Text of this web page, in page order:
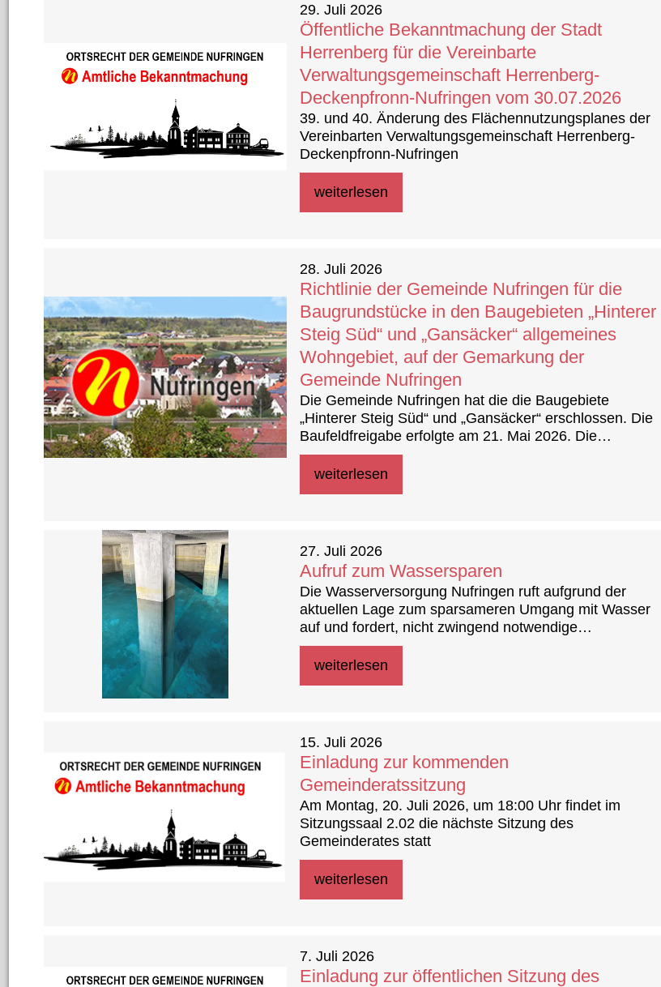
29. Juli 2026
Öffentliche Bekanntmachung der Stadt
Herrenberg für die Vereinbarte
Verwaltungsgemeinschaft Herrenberg-
Deckenpfronn-Nufringen vom 30.07.2026
39. und 40. Änderung des Flächennutzungsplanes der
Vereinbarten Verwaltungsgemeinschaft Herrenberg-
Deckenpfronn-Nufringen
weiterlesen
28. Juli 2026
Richtlinie der Gemeinde Nufringen für die
Baugrundstücke in den Baugebieten „Hinterer
Steig Süd“ und „Gansäcker“ allgemeines
Wohngebiet, auf der Gemarkung der
Gemeinde Nufringen
Die Gemeinde Nufringen hat die die Baugebiete
„Hinterer Steig Süd“ und „Gansäcker“ erschlossen. Die
Baufeldfreigabe erfolgte am 21. Mai 2026. Die
Grundstücke sind weiterhin im Eigentum der LBBW
Immobilien Kommunalentwicklung GmbH.
weiterlesen
27. Juli 2026
Aufruf zum Wassersparen
Die Wasserversorgung Nufringen ruft aufgrund der
aktuellen Lage zum sparsameren Umgang mit Wasser
auf und fordert, nicht zwingend notwendige
Wasserverbräuche einzustellen.
weiterlesen
15. Juli 2026
Einladung zur kommenden
Gemeinderatssitzung
Am Montag, 20. Juli 2026, um 18:00 Uhr findet im
Sitzungssaal 2.02 die nächste Sitzung des
Gemeinderates statt
weiterlesen
7. Juli 2026
Einladung zur öffentlichen Sitzung des